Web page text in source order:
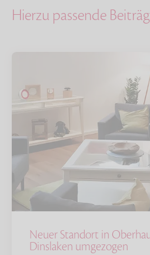
Hierzu passende
Neuer Standort in
Dinslaken umgezogen